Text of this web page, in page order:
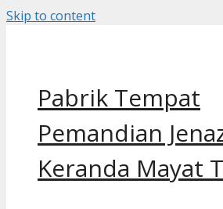
Skip to content
Pabrik Tempat
Pemandian
Keranda Mayat